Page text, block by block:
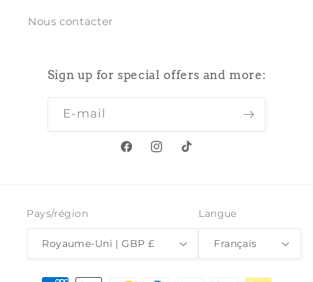
Nous contacter
Sign up for special offers and more:
E-mail
FacebookInstagram
TikTok
Pays/région
Royaume-Uni | GBP £
Langue
Français
Moyens